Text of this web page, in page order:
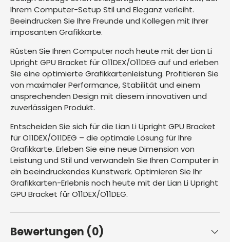
Ihrem Computer-Setup Stil und Eleganz verleiht.
Beeindrucken Sie Ihre Freunde und Kollegen mit Ihrer
imposanten Grafikkarte.
Rüsten Sie Ihren Computer noch heute mit der Lian Li
Upright GPU Bracket für O11DEX/O11DEG auf und erleben
Sie eine optimierte Grafikkartenleistung. Profitieren Sie
von maximaler Performance, Stabilität und einem
ansprechenden Design mit diesem innovativen und
zuverlässigen Produkt.
Entscheiden Sie sich für die Lian Li Upright GPU Bracket
für O11DEX/O11DEG – die optimale Lösung für Ihre
Grafikkarte. Erleben Sie eine neue Dimension von
Leistung und Stil und verwandeln Sie Ihren Computer in
ein beeindruckendes Kunstwerk. Optimieren Sie Ihr
Grafikkarten-Erlebnis noch heute mit der Lian Li Upright
GPU Bracket für O11DEX/O11DEG.
Bewertungen (0)